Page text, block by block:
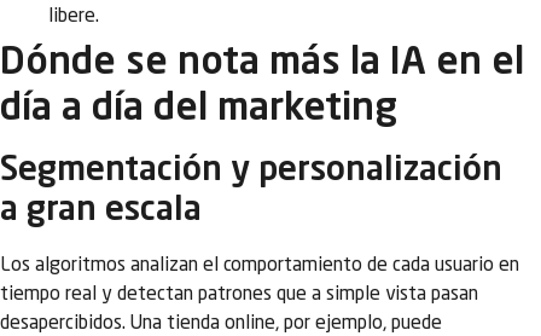
libere.
Dónde se nota más la IA en el
día a día del marketing
Segmentación y personalización
a gran escala
Los algoritmos analizan el comportamiento de cada usuario en
tiempo real y detectan patrones que a simple vista pasan
desapercibidos. Una tienda online, por ejemplo, puede